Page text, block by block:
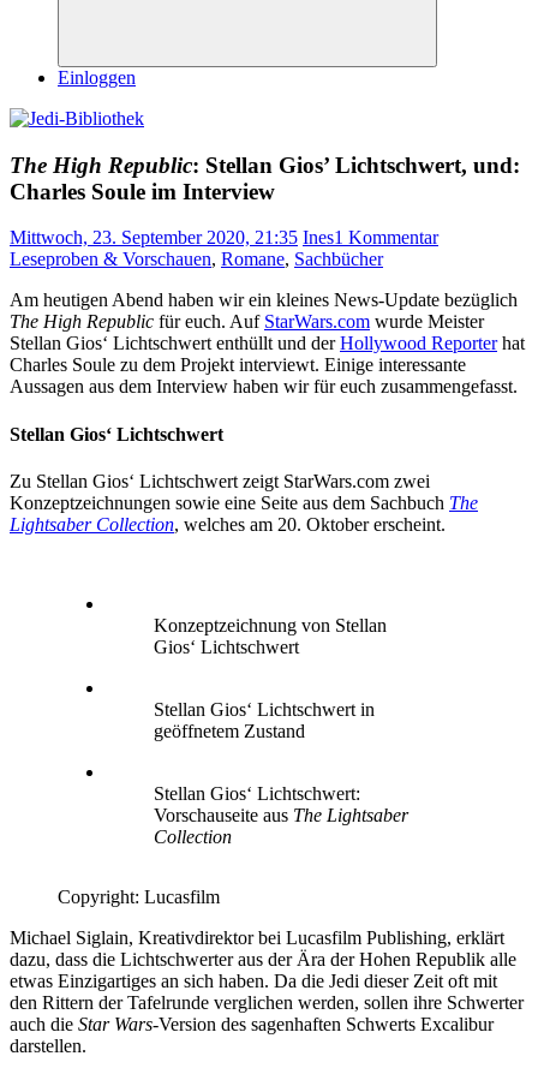
Suchen
Einloggen
The High Republic: Stellan Gios’ Lichtschwert, und:
Charles Soule im Interview
Mittwoch, 23. September 2020, 21:35 Ines1 Kommentar
Leseproben & Vorschauen, Romane, Sachbücher
Am heutigen Abend haben wir ein kleines News-Update bezüglich
The High Republic für euch. Auf StarWars.com wurde Meister
Stellan Gios‘ Lichtschwert enthüllt und derHollywood Reporterhat
Charles Soule zu dem Projekt interviewt. Einige interessante
Aussagen aus dem Interview haben wir für euch zusammengefasst.
Stellan Gios‘ Lichtschwert
Zu Stellan Gios‘ Lichtschwert zeigt StarWars.com zwei
Konzeptzeichnungen sowie eine Seite aus dem Sachbuch The
Lightsaber Collection, welches am 20. Oktober erscheint.
Konzeptzeichnung von Stellan
Gios‘ Lichtschwert
Stellan Gios‘ Lichtschwert in
geöffnetem Zustand
Stellan Gios‘ Lichtschwert:
Vorschauseite aus The Lightsaber
Collection
Copyright: Lucasfilm
Michael Siglain, Kreativdirektor bei Lucasfilm Publishing, erklärt
dazu, dass die Lichtschwerter aus der Ära der Hohen Republik alle
etwas Einzigartiges an sich haben. Da die Jedi dieser Zeit oft mit
den Rittern der Tafelrunde verglichen werden, sollen ihre Schwerter
auch die Star Wars-Version des sagenhaften Schwerts Excalibur
darstellen.